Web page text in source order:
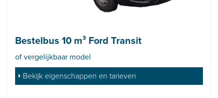
Bestelbus 10 m³ Ford Transit
of vergelijkbaar model
Bekijk eigenschappen en tarieven